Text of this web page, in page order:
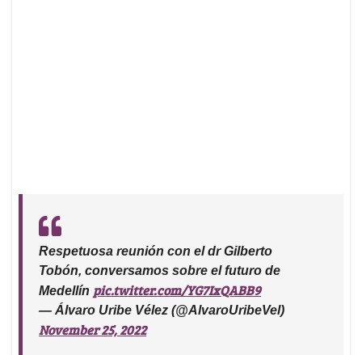
Respetuosa reunión con el dr Gilberto
Tobón, conversamos sobre el futuro de
Medellín pic.twitter.com/YG7IxQABB9
— Álvaro Uribe Vélez (@AlvaroUribeVel)
November 25, 2022